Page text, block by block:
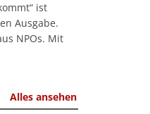
ist
Ausgabe.
NPOs. Mit
Alles ansehen